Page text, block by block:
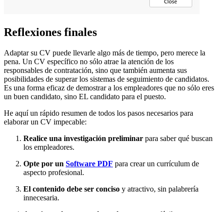
Reflexiones finales
Adaptar su CV puede llevarle algo más de tiempo, pero merece la
pena. Un CV específico no sólo atrae la atención de los
responsables de contratación, sino que también aumenta sus
posibilidades de superar los sistemas de seguimiento de candidatos.
Es una forma eficaz de demostrar a los empleadores que no sólo eres
un buen candidato, sino EL candidato para el puesto.
He aquí un rápido resumen de todos los pasos necesarios para
elaborar un CV impecable:
Realice una investigación preliminar para saber qué buscan
los empleadores.
Opte por un Software PDF para crear un currículum de
aspecto profesional.
El contenido debe ser conciso y atractivo, sin palabrería
innecesaria.